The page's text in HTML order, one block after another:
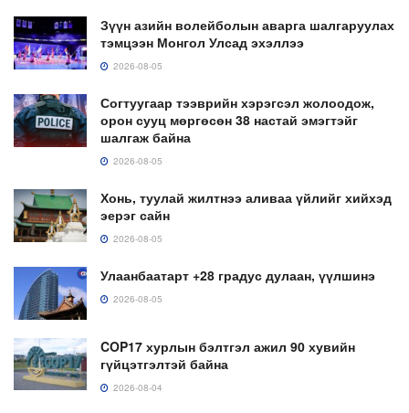
Зүүн азийн волейболын аварга шалгаруулах
тэмцээн Монгол Улсад эхэллээ
2026-08-05
Согтуугаар тээврийн хэрэгсэл жолоодож,
орон сууц мөргөсөн 38 настай эмэгтэйг
шалгаж байна
2026-08-05
Хонь, туулай жилтнээ аливаа үйлийг хийхэд
эерэг сайн
2026-08-05
Улаанбаатарт +28 градус дулаан, үүлшинэ
2026-08-05
COP17 хурлын бэлтгэл ажил 90 хувийн
гүйцэтгэлтэй байна
2026-08-04